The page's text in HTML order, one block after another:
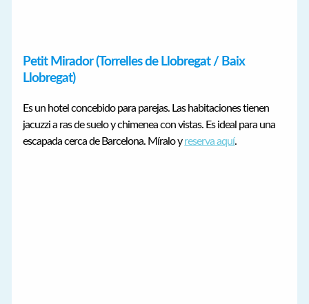
Petit Mirador (Torrelles de Llobregat / Baix
Llobregat)
Es un hotel concebido para parejas. Las habitaciones tienen
jacuzzi a ras de suelo y chimenea con vistas. Es ideal para una
escapada cerca de Barcelona. Míralo yreserva aquí.